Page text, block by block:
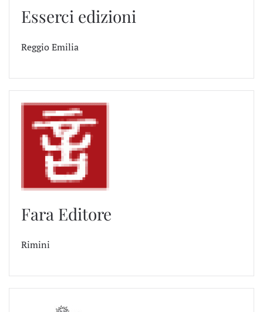
Esserci edizioni
Reggio Emilia
Fara Editore
Rimini